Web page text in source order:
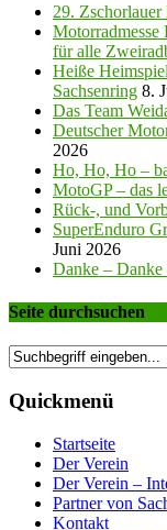
29. Zschorlauer
Motorradmesse
für alle
Heiße
Sachsenring 8.
Das Team
Deutscher
2026
Ho, Ho, Ho –
MotoGP – das
Rück-, und
SuperEnduro
Juni 2026
Danke – Danke
Seite durchsuchen
Quickmenü
Startseite
Der Verein
Der Verein –
Partner von
Kontakt